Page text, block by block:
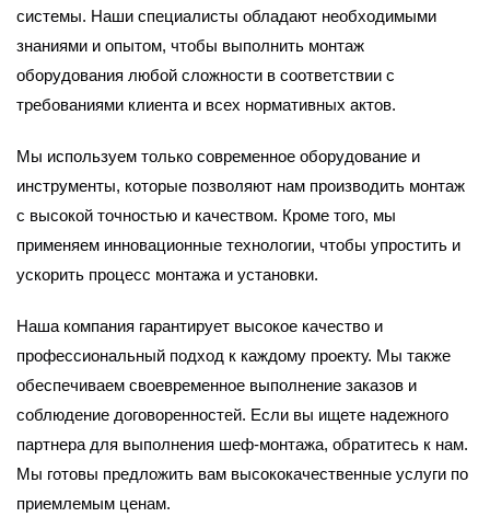
системы. Наши специалисты обладают необходимыми
знаниями и опытом, чтобы выполнить монтаж
оборудования любой сложности в соответствии с
требованиями клиента и всех нормативных актов.
Мы используем только современное оборудование и
инструменты, которые позволяют нам производить монтаж
с высокой точностью и качеством. Кроме того, мы
применяем инновационные технологии, чтобы упростить и
ускорить процесс монтажа и установки.
Наша компания гарантирует высокое качество и
профессиональный подход к каждому проекту. Мы также
обеспечиваем своевременное выполнение заказов и
соблюдение договоренностей. Если вы ищете надежного
партнера для выполнения шеф-монтажа, обратитесь к нам.
Мы готовы предложить вам высококачественные услуги по
приемлемым ценам.